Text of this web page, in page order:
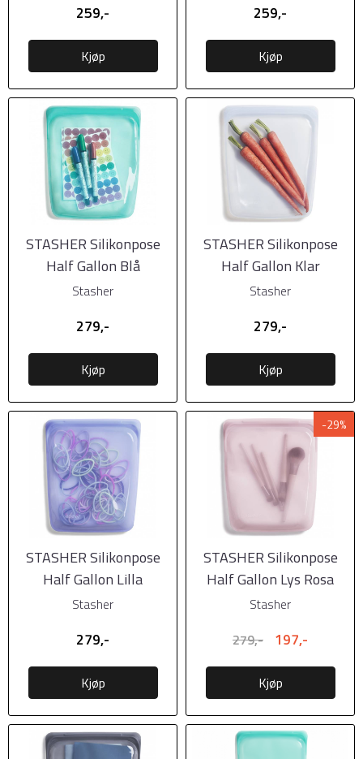
259,-
Kjøp
259,-
Kjøp
STASHER Silikonpose
Half Gallon Blå
Stasher
279,-
Kjøp
STASHER Silikonpose
Half Gallon Klar
Stasher
279,-
Kjøp
STASHER Silikonpose
Half Gallon Lilla
Stasher
279,-
Kjøp
-29%
STASHER Silikonpose
Half Gallon Lys Rosa
Stasher
279,- 197,-
Kjøp